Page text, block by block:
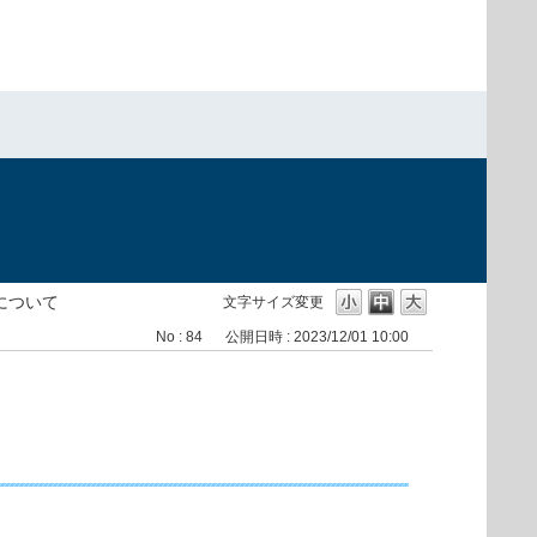
文字サイズ変更
ついて
No : 84 公開日時 : 2023/12/01 10:00